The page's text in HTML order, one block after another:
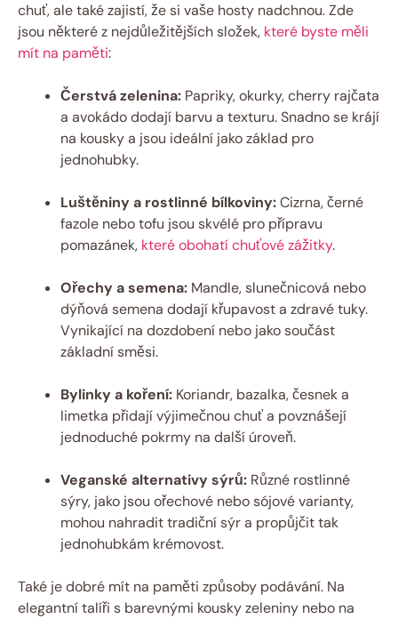
chuť, ale také zajistí, že si vaše hosty nadchnou. Zde
jsou některé z nejdůležitějších složek, které byste měli
mít na paměti:
Čerstvá zelenina: Papriky, okurky, cherry rajčata
a avokádo dodají barvu a texturu. Snadno se krájí
na kousky a jsou ideální jako základ pro
jednohubky.
Luštěniny a rostlinné bílkoviny:Cizrna, černé
fazole nebo tofu jsou skvélé pro přípravu
pomazánek, které obohatí chuťové zážitky.
Ořechy a semena: Mandle, slunečnicová nebo
dýňová semena dodají křupavost a zdravé tuky.
Vynikající na dozdobení nebo jako součást
základní směsi.
Bylinky a koření: Koriandr, bazalka, česnek a
limetka přidají výjimečnou chuť a povznášejí
jednoduché pokrmy na další úroveň.
Veganské alternativy sýrů: Různé rostlinné
sýry, jako jsou ořechové nebo sójové varianty,
mohou nahradit tradiční sýr a propůjčit tak
jednohubkám krémovost.
Také je dobré mít na paměti způsoby podávání. Na
elegantní talíři s barevnými kousky zeleniny nebo na